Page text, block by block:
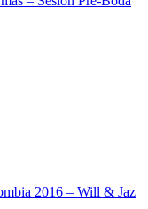
2016 – Will & Jaz